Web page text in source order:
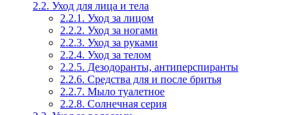
2.2. Уход для лица и тела
2.2.1. Уход за лицом
2.2.2. Уход за ногами
2.2.3. Уход за руками
2.2.4. Уход за телом
2.2.5. Дезодоранты, антиперспиранты
2.2.6. Средства для и после бритья
2.2.7. Мыло туалетное
2.2.8. Солнечная серия